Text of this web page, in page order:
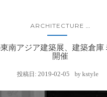
ARCHITECTURE
南アジア建築展、建築倉庫
開催
投稿日: 2019-02-05 by kstyle